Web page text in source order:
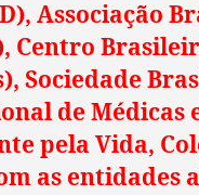
Associação
Centro
Sociedade
de Médicas
pela Vida,
as entidades